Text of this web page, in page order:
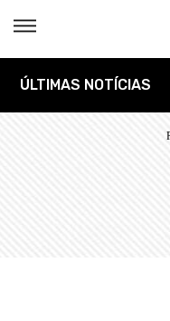
ÚLTIMAS NOTÍCIAS